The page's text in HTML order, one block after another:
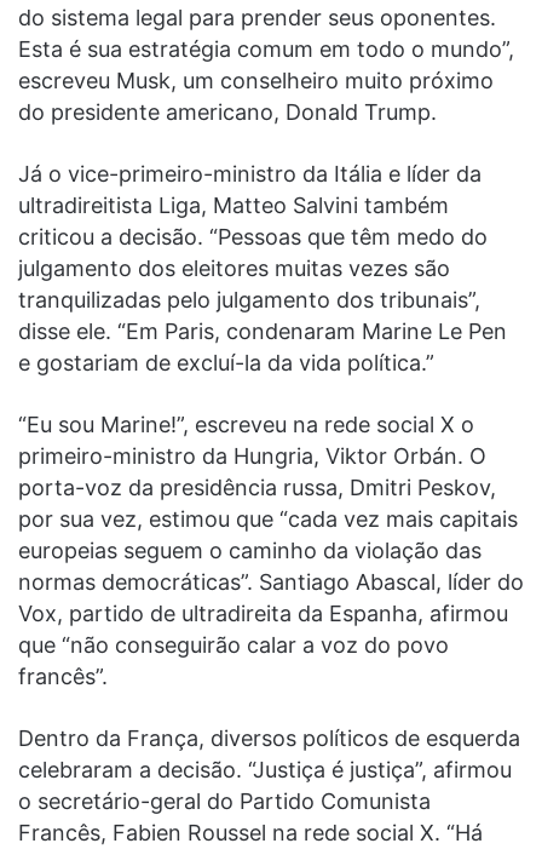
do sistema legal para prender seus oponentes.
Esta é sua estratégia comum em todo o mundo”,
escreveu Musk, um conselheiro muito próximo
do presidente americano, Donald Trump.
Já o vice-primeiro-ministro da Itália e líder da
ultradireitista Liga, Matteo Salvini também
criticou a decisão. “Pessoas que têm medo do
julgamento dos eleitores muitas vezes são
tranquilizadas pelo julgamento dos tribunais”,
disse ele. “Em Paris, condenaram Marine Le Pen
e gostariam de excluí-la da vida política.”
“Eu sou Marine!”, escreveu na rede social X o
primeiro-ministro da Hungria, Viktor Orbán. O
porta-voz da presidência russa, Dmitri Peskov,
por sua vez, estimou que “cada vez mais capitais
europeias seguem o caminho da violação das
normas democráticas”. Santiago Abascal, líder do
Vox, partido de ultradireita da Espanha, afirmou
que “não conseguirão calar a voz do povo
francês”.
Dentro da França, diversos políticos de esquerda
celebraram a decisão. “Justiça é justiça”, afirmou
o secretário-geral do Partido Comunista
Francês, Fabien Roussel na rede social X. “Há